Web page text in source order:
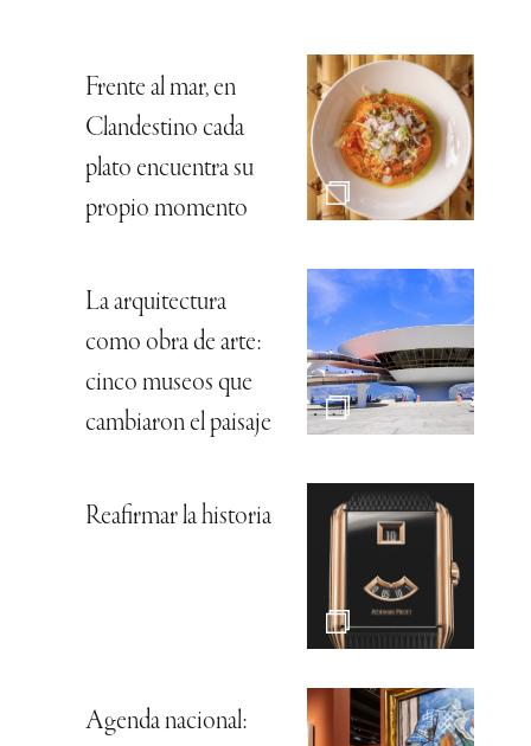
Frente al mar, en
Clandestino cada
plato encuentra su
propio momento
La arquitectura
como obra de arte:
cinco museos que
cambiaron el paisaje
Reafirmar la historia
Agenda nacional: